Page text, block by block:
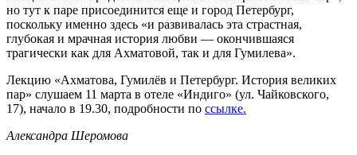
но тут к паре присоединится еще и город Петербург,
поскольку именно здесь «и развивалась эта страстная,
глубокая и мрачная история любви — окончившаяся
трагически как для Ахматовой, так и для Гумилева».
Лекцию «Ахматова, Гумилёв и Петербург. История великих
пар» слушаем 11 марта в отеле «Индиго» (ул. Чайковского,
17), начало в 19.30, подробности по ссылке.
Александра Шеромова